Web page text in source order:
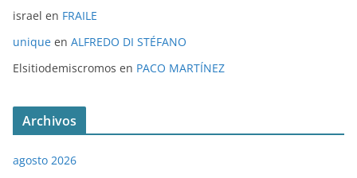
israel en FRAILE
unique en ALFREDO DI STÉFANO
Elsitiodemiscromos en PACO MARTÍNEZ
Archivos
agosto 2026